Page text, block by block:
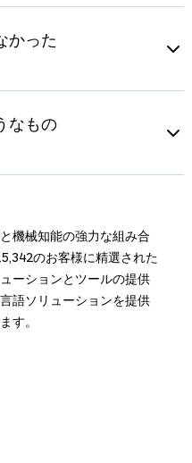
ジェクトに最適な翻訳者
された高品質な翻訳を
ます。
正な翻訳報酬体制を実現
く、多様性を認める開か
供されるという良い成果
かった
います。万が一、納期に
金いたします。この返金
なもの
との信頼関係を反映した
機械知能の強力な組み合
のお客様に精選された
ーションとツールの提供
語ソリューションを提供
す。